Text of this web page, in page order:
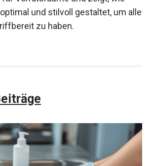
und stilvoll gestaltet, um alle
zu haben.